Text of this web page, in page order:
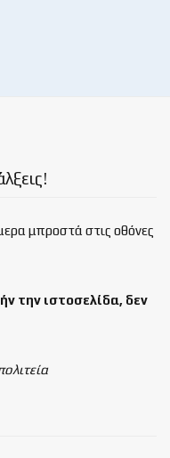
μπροστά στις οθόνες
την ιστοσελίδα, δεν